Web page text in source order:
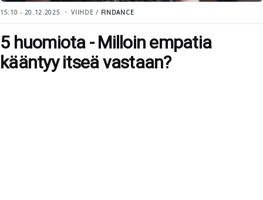
15:10 - 20.12.2025 VIIHDE / FINDANCE
5 huomiota - Milloin empatia
kääntyy itseä vastaan?